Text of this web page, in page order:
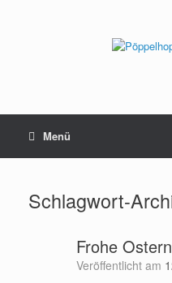
Menü
Schlagwort-
Frohe
Veröffentlicht am